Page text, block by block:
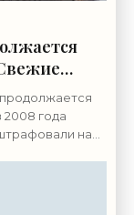
2008 года
на